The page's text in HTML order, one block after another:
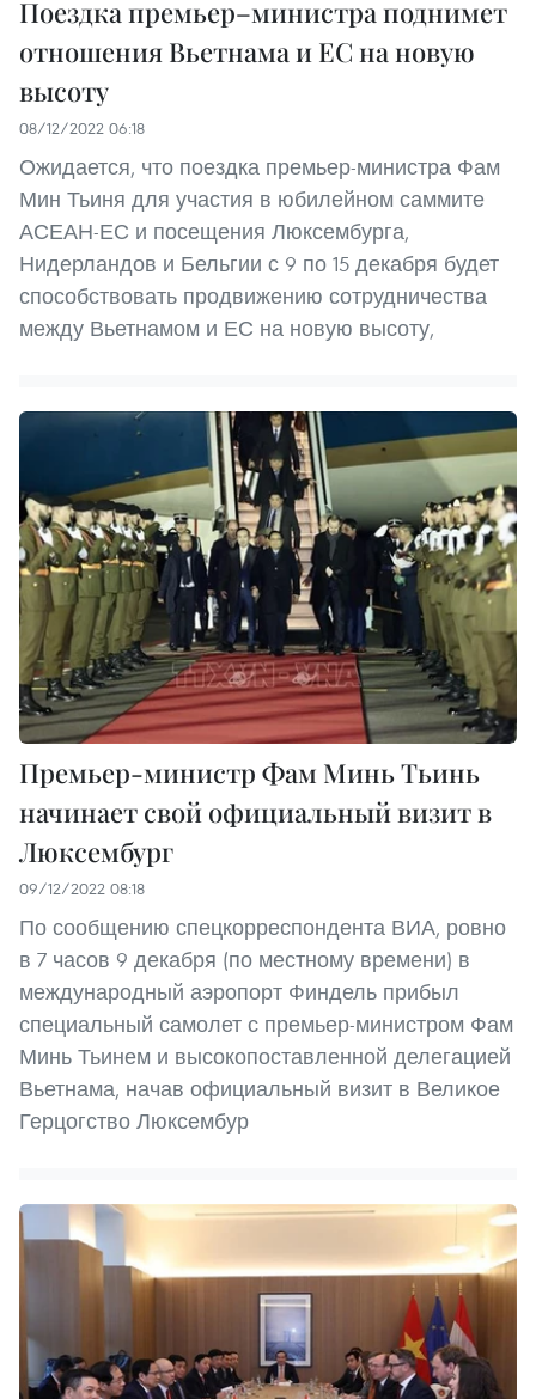
Поездка премьер–министра поднимет
отношения Вьетнама и ЕС на новую
высоту
08/12/2022 06:18
Ожидается, что поездка премьер-министра Фам
Мин Тьиня для участия в юбилейном саммите
АСЕАН-ЕС и посещения Люксембурга,
Нидерландов и Бельгии с 9 по 15 декабря будет
способствовать продвижению сотрудничества
между Вьетнамом и ЕС на новую высоту,
Премьер-министр Фам Минь Тьинь
начинает свой официальный визит в
Люксембург
09/12/2022 08:18
По сообщению спецкорреспондента ВИА, ровно
в 7 часов 9 декабря (по местному времени) в
международный аэропорт Финдель прибыл
специальный самолет с премьер-министром Фам
Минь Тьинем и высокопоставленной делегацией
Вьетнама, начав официальный визит в Великое
Герцогство Люксембур